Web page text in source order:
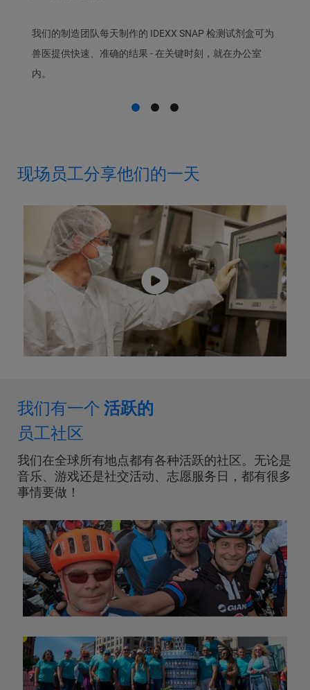
我们的制造团队每天制作的 IDEXX SNAP 检测试剂盒可为
兽医提供快速、准确的结果 - 在关键时刻，就在办公室
内。
现场员工分享他们的一天
我们有一个 活跃的
员工社区
我们在全球所有地点都有各种活跃的社区。无论是
音乐、游戏还是社交活动、志愿服务日，都有很多
事情要做！